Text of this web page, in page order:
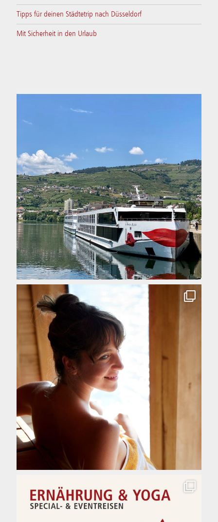
Tipps für deinen Städtetrip nach Düsseldorf
Mit Sicherheit in den Urlaub